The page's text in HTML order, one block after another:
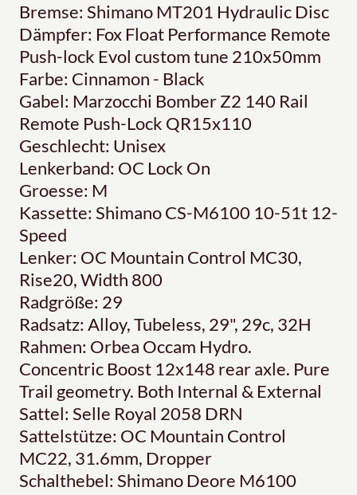
Bremse: Shimano MT201 Hydraulic Disc
Dämpfer: Fox Float Performance Remote
Push-lock Evol custom tune 210x50mm
Farbe: Cinnamon - Black
Gabel: Marzocchi Bomber Z2 140 Rail
Remote Push-Lock QR15x110
Geschlecht: Unisex
Lenkerband: OC Lock On
Groesse: M
Kassette: Shimano CS-M6100 10-51t 12-
Speed
Lenker: OC Mountain Control MC30,
Rise20, Width 800
Radgröße: 29
Radsatz: Alloy, Tubeless, 29", 29c, 32H
Rahmen: Orbea Occam Hydro.
Concentric Boost 12x148 rear axle. Pure
Trail geometry. Both Internal & External
Sattel: Selle Royal 2058 DRN
Sattelstütze: OC Mountain Control
MC22, 31.6mm, Dropper
Schalthebel: Shimano Deore M6100